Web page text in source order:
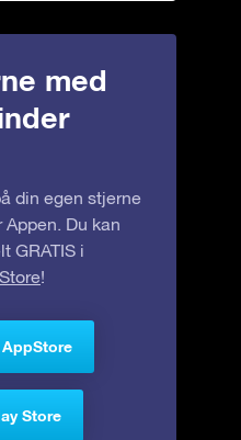
med
din egen stjerne
Appen. Du kan
GRATIS i
!
Store